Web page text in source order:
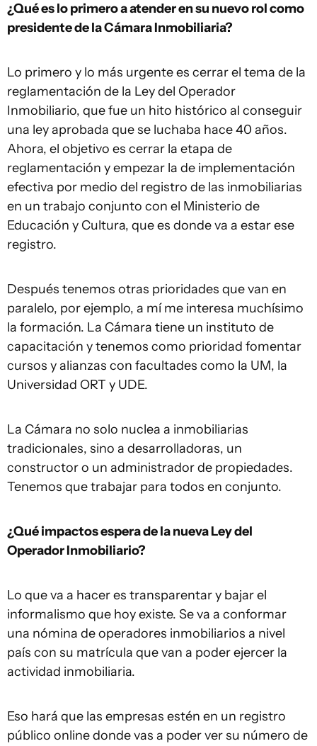
¿Qué es lo primero a atender en su nuevo rol como
presidente de la Cámara Inmobiliaria?
Lo primero y lo más urgente es cerrar el tema de la
reglamentación de la Ley del Operador
Inmobiliario, que fue un hito histórico al conseguir
una ley aprobada que se luchaba hace 40 años.
Ahora, el objetivo es cerrar la etapa de
reglamentación y empezar la de implementación
efectiva por medio del registro de las inmobiliarias
en un trabajo conjunto con el Ministerio de
Educación y Cultura, que es donde va a estar ese
registro.
Después tenemos otras prioridades que van en
paralelo, por ejemplo, a mí me interesa muchísimo
la formación. La Cámara tiene un instituto de
capacitación y tenemos como prioridad fomentar
cursos y alianzas con facultades como la UM, la
Universidad ORT y UDE.
La Cámara no solo nuclea a inmobiliarias
tradicionales, sino a desarrolladoras, un
constructor o un administrador de propiedades.
Tenemos que trabajar para todos en conjunto.
¿Qué impactos espera de la nueva Ley del
Operador Inmobiliario?
Lo que va a hacer es transparentar y bajar el
informalismo que hoy existe. Se va a conformar
una nómina de operadores inmobiliarios a nivel
país con su matrícula que van a poder ejercer la
actividad inmobiliaria.
Eso hará que las empresas estén en un registro
público online donde vas a poder ver su número de